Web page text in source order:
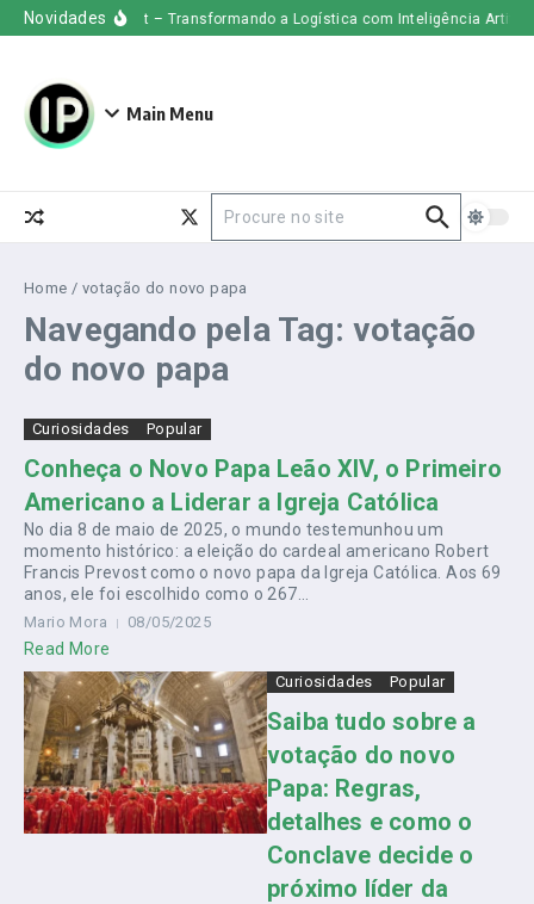
Ir para o conteúdo
Novidades
Uber Freight – Transformando a Logística com Inteligência Artificial
Main Menu
Home / votação do novo papa
Navegando pela Tag: votação
do novo papa
Curiosidades Popular
Conheça o Novo Papa Leão XIV, o Primeiro
Americano a Liderar a Igreja Católica
No dia 8 de maio de 2025, o mundo testemunhou um
momento histórico: a eleição do cardeal americano Robert
Francis Prevost como o novo papa da Igreja Católica. Aos 69
anos, ele foi escolhido como o 267...
Mario Mora 08/05/2025
Read More
Curiosidades Popular
Saiba tudo sobre a
votação do novo
Papa: Regras,
detalhes e como o
Conclave decide o
próximo líder da